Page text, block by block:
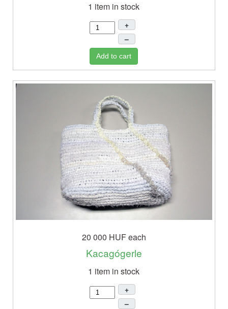
1 item in stock
+
–
Add to cart
20 000 HUFeach
Kacagógerle
1 item in stock
+
–